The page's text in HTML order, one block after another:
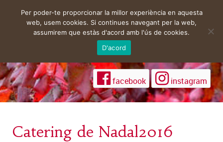
facebook instagram
Catering de Nadal2016
Per poder-te proporcionar la millor experiència en aquesta
web, usem cookies. Si continues navegant per la web,
assumirem que estàs d'acord amb l'ús de cookies.
D'acord